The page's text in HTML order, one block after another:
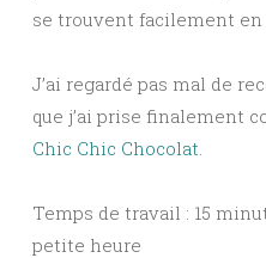
se trouvent facilement en
J’ai regardé pas mal de
que j’ai prise finalement
Chic Chic Chocolat
Temps de travail : 15
petite heure